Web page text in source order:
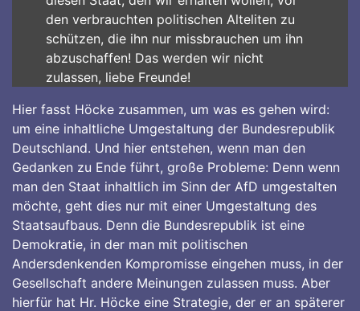
den verbrauchten politischen Alteliten zu
schützen, die ihn nur missbrauchen um ihn
abzuschaffen! Das werden wir nicht
zulassen, liebe Freunde!
Hier fasst Höcke zusammen, um was es gehen wird:
um eine inhaltliche Umgestaltung der Bundesrepublik
Deutschland. Und hier entstehen, wenn man den
Gedanken zu Ende führt, große Probleme: Denn wenn
man den Staat inhaltlich im Sinn der AfD umgestalten
möchte, geht dies nur mit einer Umgestaltung des
Staatsaufbaus. Denn die Bundesrepublik ist eine
Demokratie, in der man mit politischen
Andersdenkenden Kompromisse eingehen muss, in der
Gesellschaft andere Meinungen zulassen muss. Aber
hierfür hat Hr. Höcke eine Strategie, der er an späterer